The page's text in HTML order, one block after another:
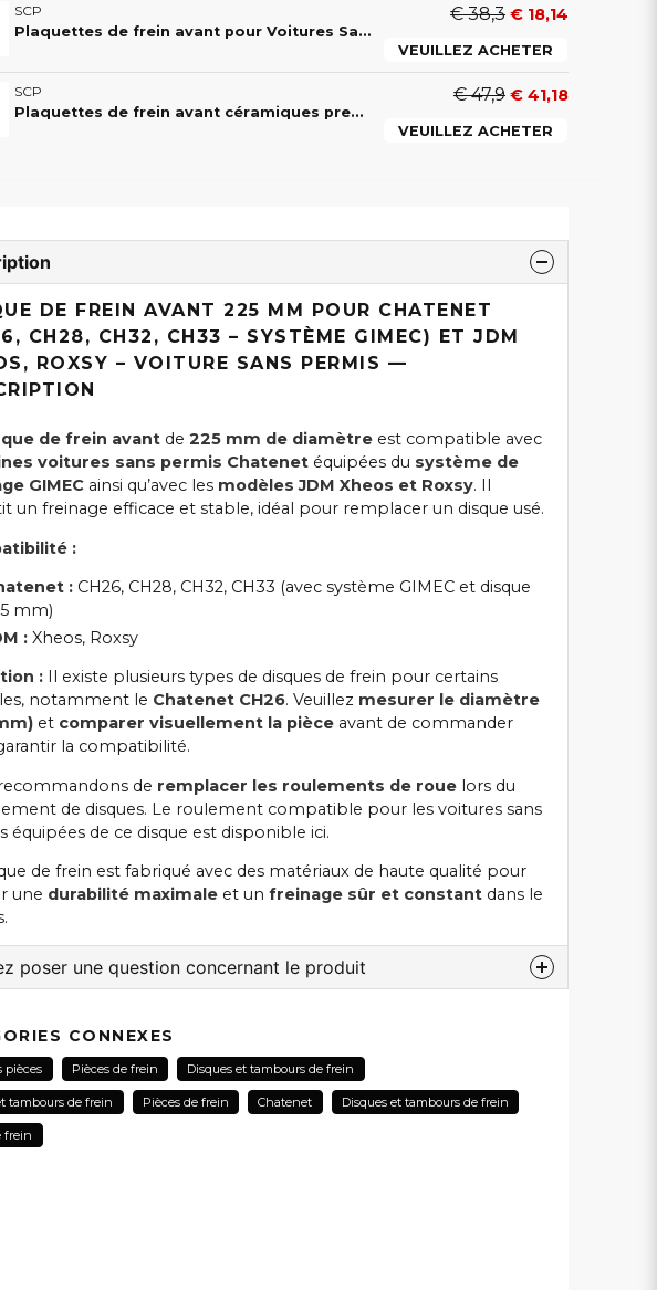
SCP
Plaquettes de frein avant pour Voitures Sans Permis Ligier, Microcar, Chatenet, JDM & Dué
€ 38,3 € 18,14
VEUILLEZ ACHETER
SCP
Plaquettes de frein avant céramiques premium pour voiture sans permis Ligier, Microcar, Chatenet, JDM, Bellier & Dué
€ 47,9 € 41,18
VEUILLEZ ACHETER
DE FREIN AVANT 225 MM POUR CHATENET
CH28, CH32, CH33 – SYSTÈME GIMEC) ET JDM
ROXSY – VOITURE SANS PERMIS —
de frein avant de 225 mm de diamètre est compatible avec
voitures sans permis Chatenet équipées du système de
GIMEC ainsi qu’avec les modèles JDM Xheos et Roxsy. Il
un freinage efficace et stable, idéal pour remplacer un disque usé.
:
:CH26, CH28, CH32, CH33 (avec système GIMEC et disque
mm)
:Xheos, Roxsy
: Il existe plusieurs types de disques de frein pour certains
notamment le Chatenet CH26. Veuillez mesurer le diamètre
et comparer visuellement la pièce avant de commander
la compatibilité.
de remplacer les roulements de roue lors du
de disques. Le roulement compatible pour les voitures sans
équipées de ce disque est disponible ici.
de frein est fabriqué avec des matériaux de haute qualité pour
une durabilité maximale et un freinage sûr et constant dans le
poser une question concernant le produit
nous contacter au sujet de ce produit...
CONNEXES
pièces Pièces de frein Disques et tambours de frein
tambours de frein Pièces de frein Chatenet Disques et tambours de frein
frein